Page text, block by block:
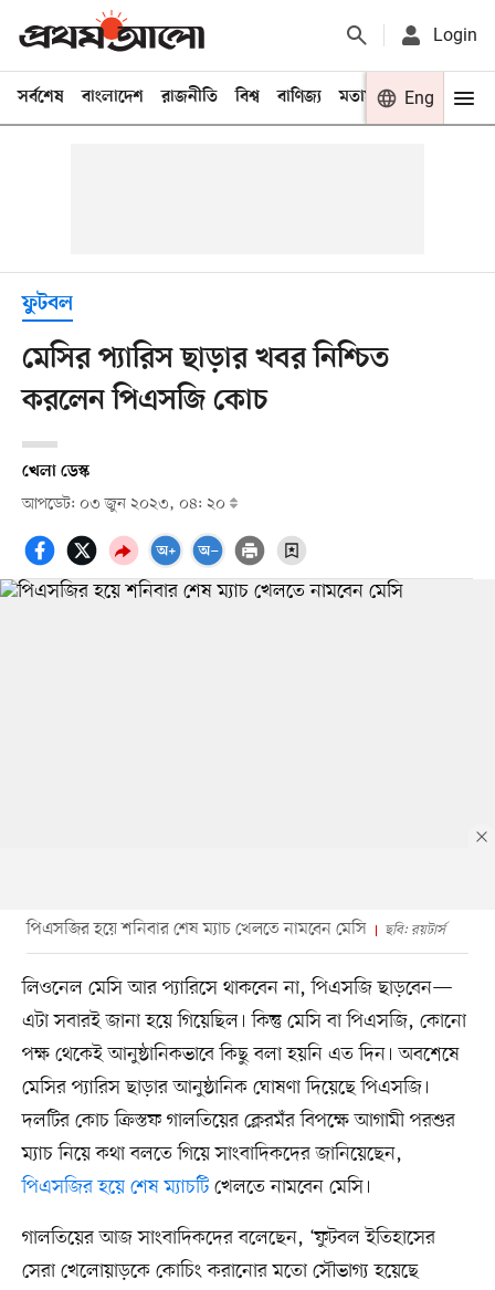
Login
সর্বশেষ বাংলাদেশ রাজনীতি বিশ্ব বাণিজ্য মতামত খেলা
Eng
ফুটবল
মেসির প্যারিস ছাড়ার খবর নিশ্চিত
করলেন পিএসজি কোচ
খেলা ডেস্ক
আপডেট: ০৩ জুন ২০২৩, ০৪: ২০
পিএসজির হয়ে শনিবার শেষ ম্যাচ খেলতে নামবেন মেসি ছবি: রয়টার্স
লিওনেল মেসি আর প্যারিসে থাকবেন না, পিএসজি ছাড়বেন—
এটা সবারই জানা হয়ে গিয়েছিল। কিন্তু মেসি বা পিএসজি, কোনো
পক্ষ থেকেই আনুষ্ঠানিকভাবে কিছু বলা হয়নি এত দিন। অবশেষে
মেসির প্যারিস ছাড়ার আনুষ্ঠানিক ঘোষণা দিয়েছে পিএসজি।
দলটির কোচ ক্রিস্তফ গালতিয়ের ক্লেরমঁর বিপক্ষে আগামী পরশুর
ম্যাচ নিয়ে কথা বলতে গিয়ে সাংবাদিকদের জানিয়েছেন,
পিএসজির হয়ে শেষ ম্যাচটি খেলতে নামবেন মেসি।
গালতিয়ের আজ সাংবাদিকদের বলেছেন, ‘ফুটবল ইতিহাসের
সেরা খেলোয়াড়কে কোচিং করানোর মতো সৌভাগ্য হয়েছে